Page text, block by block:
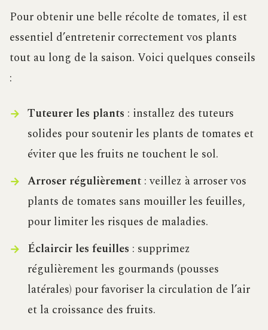
Pour obtenir une belle récolte de tomates, il est
essentiel d’entretenir correctement vos plants
tout au long de la saison. Voici quelques conseils
:
Tuteurer les plants : installez des tuteurs
solides pour soutenir les plants de tomates et
éviter que les fruits ne touchent le sol.
Arroser régulièrement: veillez à arroser vos
plants de tomates sans mouiller les feuilles,
pour limiter les risques de maladies.
Éclaircir les feuilles : supprimez
régulièrement les gourmands (pousses
latérales) pour favoriser la circulation de l’air
et la croissance des fruits.